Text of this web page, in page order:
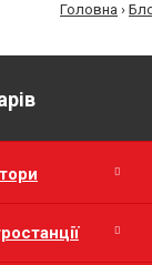
Головна ›